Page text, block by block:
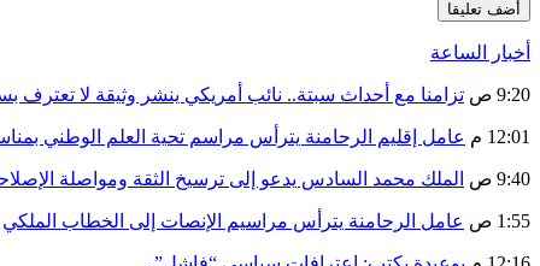
أخبار الساعة
9:20 ص تزامنا مع أحداث سبتة.. نائب أمريكي ينشر وثيقة لا تعترف
12:01 م عامل إقليم الرحامنة يترأس مراسم تحية العلم الوطني
9:40 ص الملك محمد السادس يدعو إلى ترسيخ الثقة ومواصلة
1:55 ص عامل الرحامنة يترأس مراسيم الإنصات إلى الخطاب الملكي